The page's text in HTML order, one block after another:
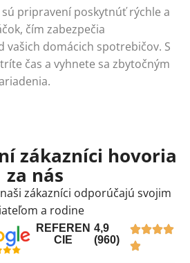
sú pripravení poskytnúť rýchle a
čím zabezpečia
vašich domácich spotrebičov. S
čas a vyhnete sa zbytočným
zákazníci hovoria
za nás
zákazníci odporúčajú svojim
a rodine
REFEREN
CIE
4,9
(960)